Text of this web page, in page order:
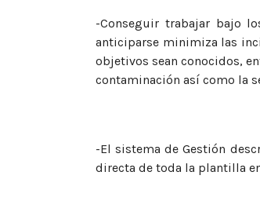
-Conseguir trabajar bajo
anticiparse minimiza las
objetivos sean conocidos,
contaminación así como la
-El sistema de Gestión
directa de toda la plantilla